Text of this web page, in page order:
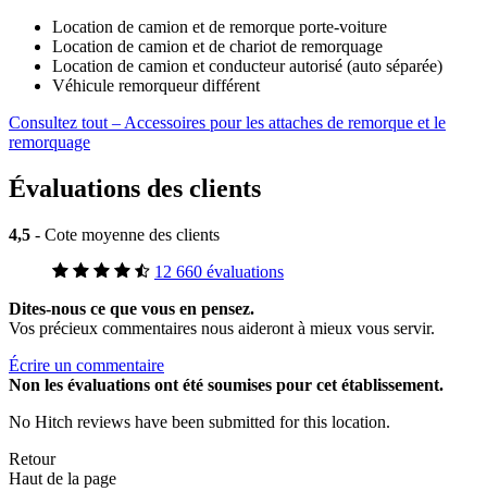
Location de camion et de remorque porte-voiture
Location de camion et de chariot de remorquage
Location de camion et conducteur autorisé (auto séparée)
Véhicule remorqueur différent
Consultez tout – Accessoires pour les attaches de remorque et le
remorquage
Évaluations des clients
4,5 - Cote moyenne des clients
12 660 évaluations
Dites-nous ce que vous en pensez.
Vos précieux commentaires nous aideront à mieux vous servir.
Écrire un commentaire
Non les évaluations ont été soumises pour cet établissement.
No Hitch reviews have been submitted for this location.
Retour
Haut de la page